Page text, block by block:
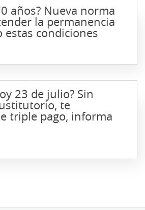
años? Nueva norma
la permanencia
estas condiciones
23 de julio? Sin
te
triple pago, informa